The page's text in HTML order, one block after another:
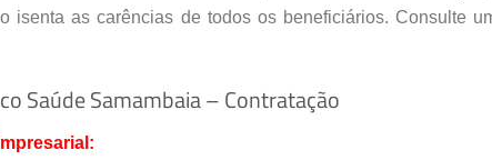
isenta as carências de todos os beneficiários. Consulte
Saúde Samambaia – Contratação